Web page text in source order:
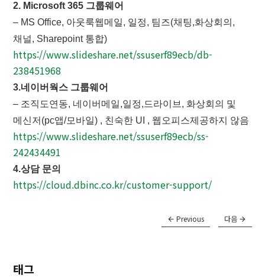
2. Microsoft 365 그룹웨어
– MS Office, 아웃룩웹메일, 일정, 팀즈(채팅,화상회의,
채널, Sharepoint 통합)
https://www.slideshare.net/ssuserf89ecb/db-
238451968
3.네이버웍스 그룹웨어
– 조직도연동, 네이버메일,일정,드라이브, 화상회의 및
메신저(pc앱/모바일) , 친숙한 UI , 웹오피스제공하지 않음
https://www.slideshare.net/ssuserf89ecb/ss-
242434491
4.상담 문의
https://cloud.dbinc.co.kr/customer-support/
Previous 다음
태그